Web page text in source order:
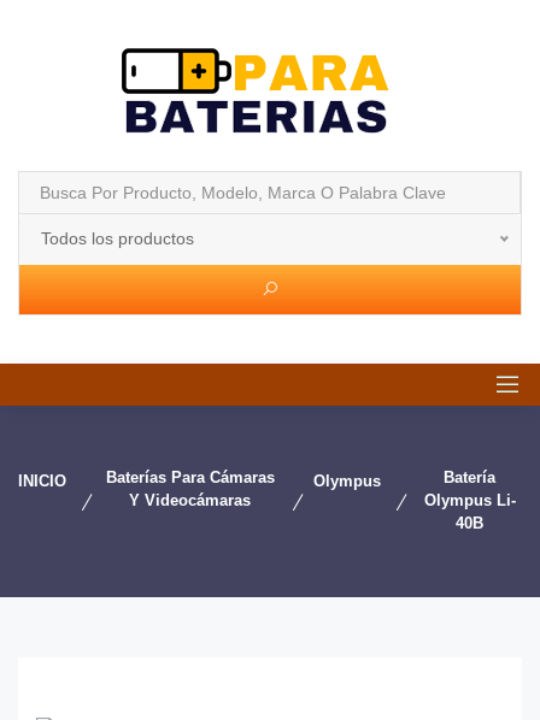
Todos los productos
INICIO
Baterías Para Cámaras
Y Videocámaras
Olympus
Batería
Olympus Li-
40B